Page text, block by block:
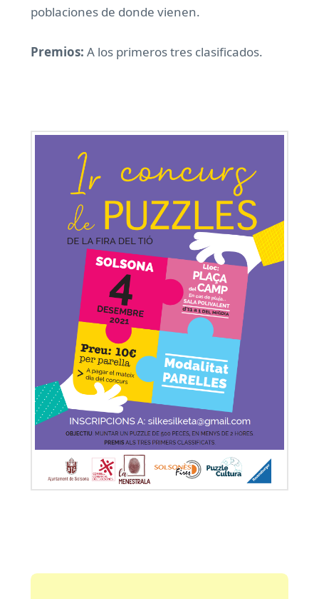
poblaciones de donde vienen.
Premios: A los primeros tres clasificados.